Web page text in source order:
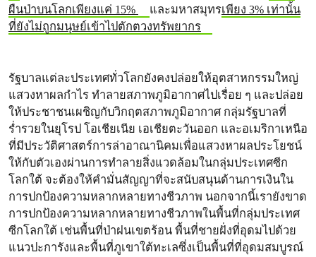
ผืนป่าบนโลกเพียงแค่ 15%
และมหาสมุทรเพียง 3% เท่านั้น
ที่ยังไม่ถูกมนุษย์เข้าไปตักตวงทรัพยากร
รัฐบาลแต่ละประเทศทั่วโลกยังคงปล่อยให้อุตสาหกรรมใหญ่
แสวงหาผลกำไร ทำลายสภาพภูมิอากาศไปเรื่อย ๆ และปล่อย
ให้ประชาชนเผชิญกับวิกฤตสภาพภูมิอากาศ กลุ่มรัฐบาลที่
ร่ำรวยในยุโรป โอเชียเนีย เอเชียตะวันออก และอเมริกาเหนือ
ที่มีประวัติศาสตร์การล่าอาณานิคมเพื่อแสวงหาผลประโยชน์
ให้กับตัวเองผ่านการทำลายสิ่งแวดล้อมในกลุ่มประเทศซีก
โลกใต้ จะต้องให้คำมั่นสัญญาที่จะสนับสนุนด้านการเงินใน
การปกป้องความหลากหลายทางชีวภาพ นอกจากนี้เรายังขาด
การปกป้องความหลากหลายทางชีวภาพในพื้นที่กลุ่มประเทศ
ซีกโลกใต้ เช่นพื้นที่ป่าฝนเขตร้อน พื้นที่ชายฝั่งที่อุดมไปด้วย
แนวปะการังและพื้นที่ภูเขาใต้ทะเลซึ่งเป็นพื้นที่ที่อุดมสมบูรณ์